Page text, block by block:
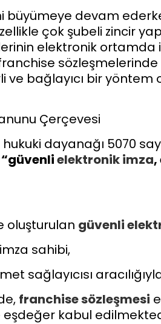
büyümeye devam
çok şubeli zincir
elektronik ortamda
sözleşmelerinde
ve bağlayıcı bir
Çerçevesi
dayanağı 5070
“güvenlielektronik imza,
oluşturulan güvenli
sahibi,
sağlayıcısı
franchise sözleşmesi
eşdeğer kabul